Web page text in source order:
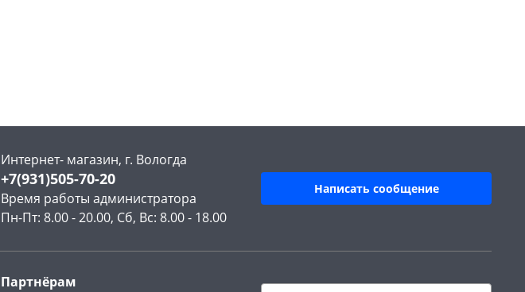
Интернет- магазин, г. Вологда
+7(931)505-70-20
Время работы администратора
Пн-Пт: 8.00 - 20.00, Сб, Вс: 8.00 - 18.00
Написать сообщение
Партнёрам
раз в 2 недели